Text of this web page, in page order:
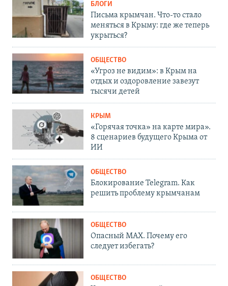
БЛОГИ
Письма крымчан. Что-то стало
меняться в Крыму: где же теперь
укрыться?
ОБЩЕСТВО
«Угроз не видим»: в Крым на
отдых и оздоровление завезут
тысячи детей
КРЫМ
«Горячая точка» на карте мира».
8 сценариев будущего Крыма от
ИИ
ОБЩЕСТВО
Блокирование Telegram. Как
решить проблему крымчанам
ОБЩЕСТВО
Опасный MAX. Почему его
следует избегать?
ОБЩЕСТВО